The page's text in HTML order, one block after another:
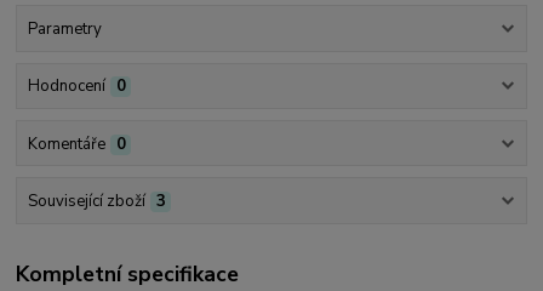
Parametry
Hodnocení 0
Komentáře 0
Související zboží 3
Kompletní specifikace